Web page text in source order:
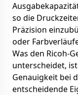
so die
Präzision
oder
Was den Ricoh-
unterscheidet,
Genauigkeit bei
entscheidende